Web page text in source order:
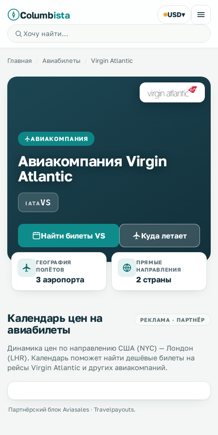
Columbista USD▾
Главная Авиабилеты Virgin Atlantic
АВИАКОМПАНИЯ
Авиакомпания Virgin
Atlantic
IATAVS
Найти билеты VS Куда летает
ГЕОГРАФИЯ
ПОЛЁТОВ
3 аэропорта
ПРЯМЫЕ
НАПРАВЛЕНИЯ
2 страны
Календарь цен на
авиабилеты
РЕКЛАМА · ПАРТНЁР
Динамика цен по направлению США (NYC) — Лондон
(LHR). Календарь поможет найти дешёвые билеты на
рейсы Virgin Atlantic и других авиакомпаний.
Партнёрский блок Aviasales · Travelpayouts.